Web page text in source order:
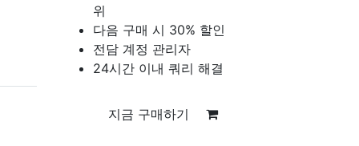
위
다음 구매 시 30% 할인
전담 계정 관리자
24시간 이내 쿼리 해결
지금 구매하기